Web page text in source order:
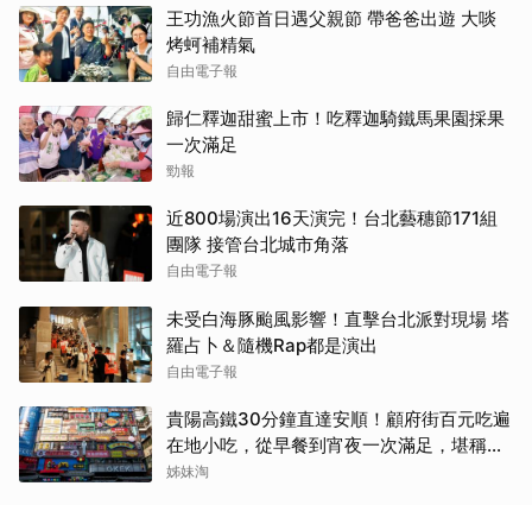
王功漁火節首日遇父親節 帶爸爸出遊 大啖
烤蚵補精氣
自由電子報
歸仁釋迦甜蜜上市！吃釋迦騎鐵馬果園採果
一次滿足
勁報
近800場演出16天演完！台北藝穗節171組
團隊 接管台北城市角落
自由電子報
未受白海豚颱風影響！直擊台北派對現場 塔
羅占卜＆隨機Rap都是演出
自由電子報
貴陽高鐵30分鐘直達安順！顧府街百元吃遍
在地小吃，從早餐到宵夜一次滿足，堪稱貴
州「小吃王國」
姊妹淘